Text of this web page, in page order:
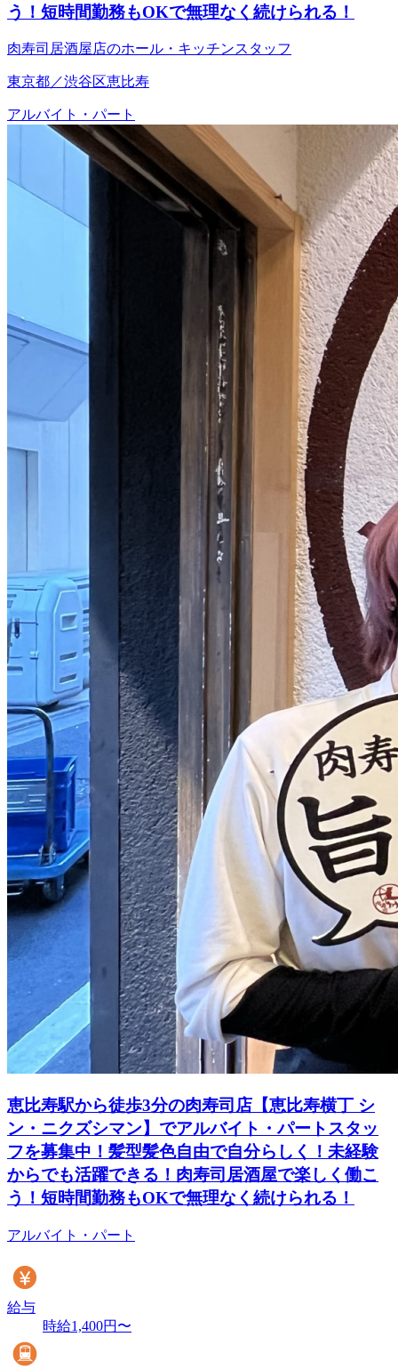
う！短時間勤務もOKで無理なく続けられる！
肉寿司居酒屋店のホール・キッチンスタッフ
東京都／渋谷区恵比寿
アルバイト・パート
恵比寿駅から徒歩3分の肉寿司店【恵比寿横丁 シ
ン・ニクズシマン】でアルバイト・パートスタッ
フを募集中！髪型髪色自由で自分らしく！未経験
からでも活躍できる！肉寿司居酒屋で楽しく働こ
う！短時間勤務もOKで無理なく続けられる！
アルバイト・パート
給与
時給1,400円〜